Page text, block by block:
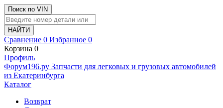
Поиск по VIN
Сравнение 0 Избранное 0
Корзина 0
Профиль
Фoрум196.ру Запчасти для легковых и грузовых автомобилей
из Екатеринбурга
Каталог
Возврат